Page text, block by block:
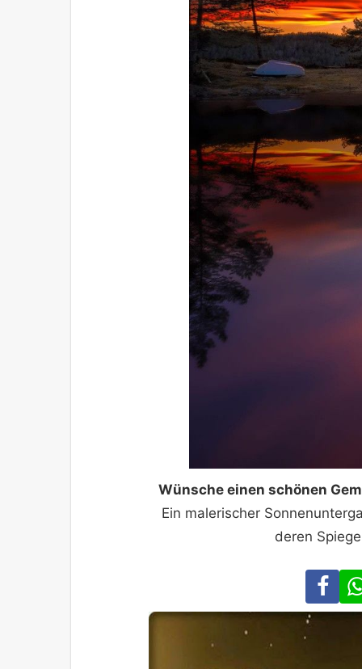
Wünsche einen schönen
Ein malerischer
deren